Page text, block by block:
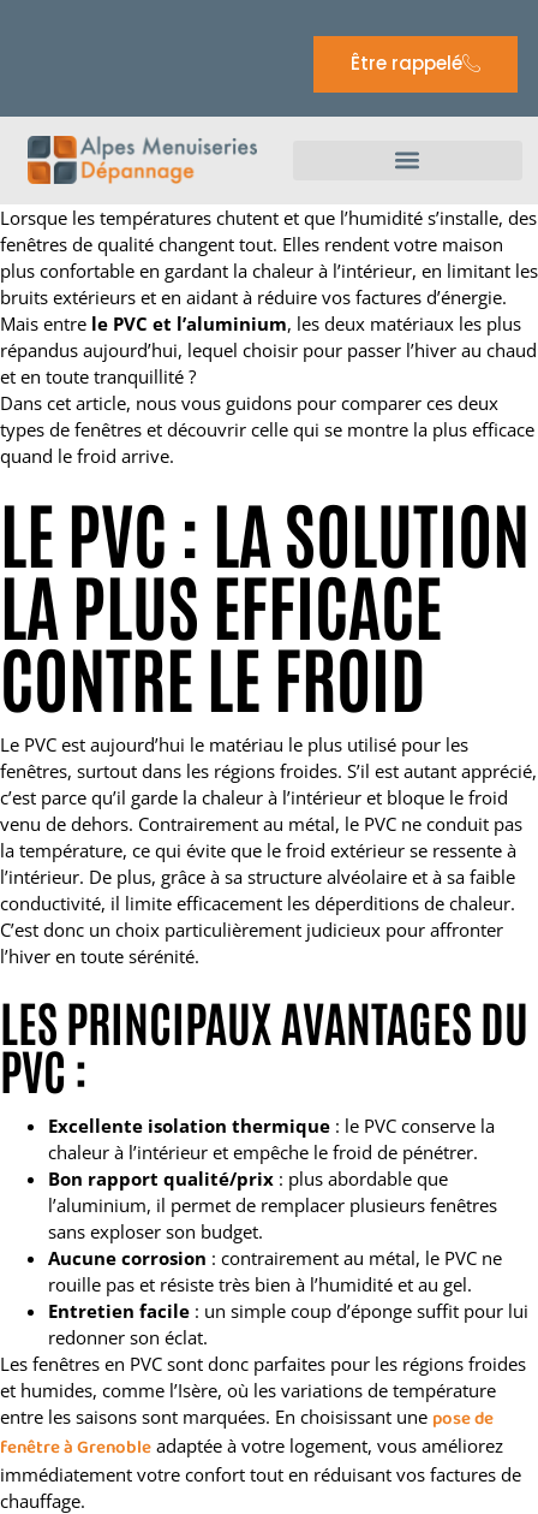
Être rappelé
Lorsque les températures chutent et que l’humidité s’installe, des
fenêtres de qualité changent tout. Elles rendent votre maison
plus confortable en gardant la chaleur à l’intérieur, en limitant les
bruits extérieurs et en aidant à réduire vos factures d’énergie.
Mais entre le PVC et l’aluminium, les deux matériaux les plus
répandus aujourd’hui, lequel choisir pour passer l’hiver au chaud
et en toute tranquillité ?
Dans cet article, nous vous guidons pour comparer ces deux
types de fenêtres et découvrir celle qui se montre la plus efficace
quand le froid arrive.
LE PVC : LA SOLUTION
LA PLUS EFFICACE
CONTRE LE FROID
Le PVC est aujourd’hui le matériau le plus utilisé pour les
fenêtres, surtout dans les régions froides. S’il est autant apprécié,
c’est parce qu’il garde la chaleur à l’intérieur et bloque le froid
venu de dehors. Contrairement au métal, le PVC ne conduit pas
la température, ce qui évite que le froid extérieur se ressente à
l’intérieur. De plus, grâce à sa structure alvéolaire et à sa faible
conductivité, il limite efficacement les déperditions de chaleur.
C’est donc un choix particulièrement judicieux pour affronter
l’hiver en toute sérénité.
LES PRINCIPAUX AVANTAGES DU
PVC :
Excellente isolation thermique : le PVC conserve la
chaleur à l’intérieur et empêche le froid de pénétrer.
Bon rapport qualité/prix : plus abordable que
l’aluminium, il permet de remplacer plusieurs fenêtres
sans exploser son budget.
Aucune corrosion : contrairement au métal, le PVC ne
rouille pas et résiste très bien à l’humidité et au gel.
Entretien facile : un simple coup d’éponge suffit pour lui
redonner son éclat.
Les fenêtres en PVC sont donc parfaites pour les régions froides
et humides, comme l’Isère, où les variations de température
entre les saisons sont marquées. En choisissant une pose de
fenêtre à Grenoble adaptée à votre logement, vous améliorez
immédiatement votre confort tout en réduisant vos factures de
chauffage.